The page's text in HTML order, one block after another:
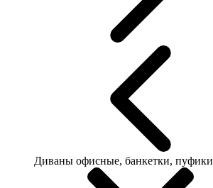
Диваны офисные, банкетки, пуфики